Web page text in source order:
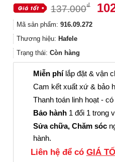
137.000₫
Giá
Mã sản phẩm: 916.09.272
Thương hiệu: Hafele
Trạng thái: Còn hàng
Miễn phílắp đặt & vận
Cam kết xuất xứ & bảo
Thanh toán linh hoạt -
Bảo hành 1 đổi 1 trong
Sửa chữa, Chăm sóc
hành.
Liên hệ để có GIÁ